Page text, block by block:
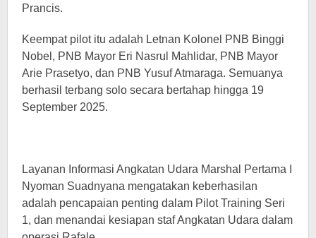
Prancis.
Keempat pilot itu adalah Letnan Kolonel PNB Binggi
Nobel, PNB Mayor Eri Nasrul Mahlidar, PNB Mayor
Arie Prasetyo, dan PNB Yusuf Atmaraga. Semuanya
berhasil terbang solo secara bertahap hingga 19
September 2025.
Layanan Informasi Angkatan Udara Marshal Pertama I
Nyoman Suadnyana mengatakan keberhasilan
adalah pencapaian penting dalam Pilot Training Seri
1, dan menandai kesiapan staf Angkatan Udara dalam